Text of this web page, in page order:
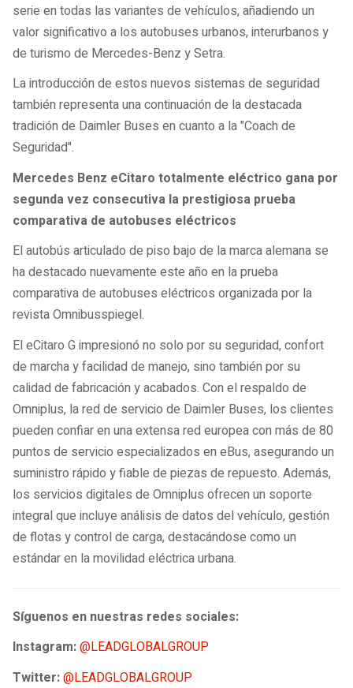
serie en todas las variantes de vehículos, añadiendo un
valor significativo a los autobuses urbanos, interurbanos y
de turismo de Mercedes-Benz y Setra.
La introducción de estos nuevos sistemas de seguridad
también representa una continuación de la destacada
tradición de Daimler Buses en cuanto a la "Coach de
Seguridad".
Mercedes Benz eCitaro totalmente eléctrico gana por
segunda vez consecutiva la prestigiosa prueba
comparativa de autobuses eléctricos
El autobús articulado de piso bajo de la marca alemana se
ha destacado nuevamente este año en la prueba
comparativa de autobuses eléctricos organizada por la
revista Omnibusspiegel.
El eCitaro G impresionó no solo por su seguridad, confort
de marcha y facilidad de manejo, sino también por su
calidad de fabricación y acabados. Con el respaldo de
Omniplus, la red de servicio de Daimler Buses, los clientes
pueden confiar en una extensa red europea con más de 80
puntos de servicio especializados en eBus, asegurando un
suministro rápido y fiable de piezas de repuesto. Además,
los servicios digitales de Omniplus ofrecen un soporte
integral que incluye análisis de datos del vehículo, gestión
de flotas y control de carga, destacándose como un
estándar en la movilidad eléctrica urbana.
Síguenos en nuestras redes sociales:
Instagram:@LEADGLOBALGROUP
Twitter:@LEADGLOBALGROUP